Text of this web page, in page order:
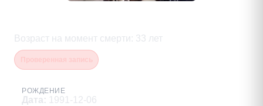
Возраст на момент смерти : 33 лет
РОЖДЕНИЕ
Дата: 1991-12-06